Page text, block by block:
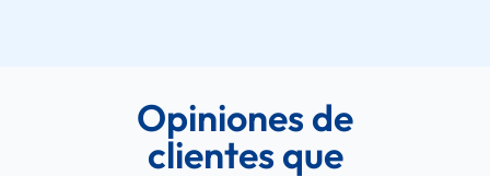
Opiniones de
clientes que